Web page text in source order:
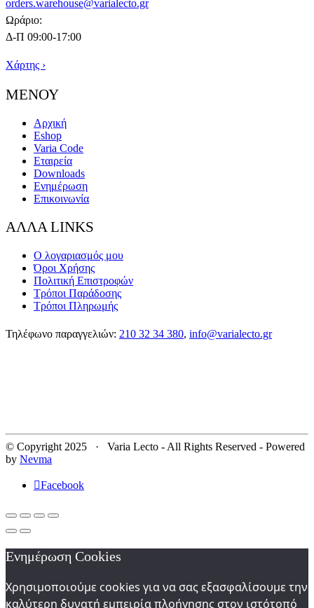
orders.warehouse@varialecto.gr
Ωράριο:
Δ-Π 09:00-17:00
Χάρτης ›
ΜΕΝΟΥ
Αρχική
Eshop
Varia Code
Εταιρεία
Downloads
Ενημέρωση
Επικοινωνία
ΑΛΛΑ LINKS
Ο λογαριασμός μου
Όροι Χρήσης
Πολιτική Επιστροφών
Τρόποι Παράδοσης
Τρόποι Πληρωμής
Τηλέφωνο παραγγελιών: 210 32 34 380, info@varialecto.gr
© Copyright 2025 · Varia Lecto - All Rights Reserved - Powered
by Nevma
Facebook
Ενημέρωση Cookies
Χρησιμοποιούμε cookies για να σας εξασφαλίσουμε την
καλύτερη δυνατή εμπειρία πλοήγησης στον ιστότοπό